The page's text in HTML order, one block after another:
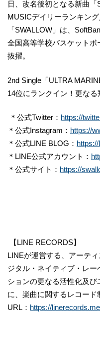
日、改名後初となる新曲
MUSICデイリーランキン
「SWALLOW」は、
全国高等学校バスケット
抜擢。
2nd Single「ULTRA
14位にランクイン！更なる
＊公式Twitter： https://
＊公式Instagram： https://
＊公式LINE BLOG：
＊LINE公式アカウント：
＊公式サイト： https://
【LINE RECORDS】
LINEが運営する、アーテ
ジタル・ネイティブ・レ
ションの更なる活性化及
に、楽曲に関するレコード
URL： https://